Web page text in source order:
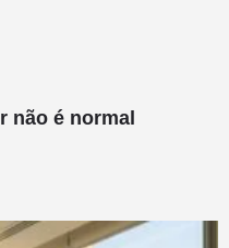
não é normal